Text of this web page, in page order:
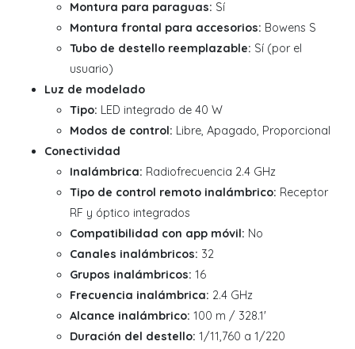
Montura para paraguas: Sí
Montura frontal para accesorios: Bowens S
Tubo de destello reemplazable: Sí (por el
usuario)
Luz de modelado
Tipo: LED integrado de 40 W
Modos de control: Libre, Apagado, Proporcional
Conectividad
Inalámbrica: Radiofrecuencia 2.4 GHz
Tipo de control remoto inalámbrico: Receptor
RF y óptico integrados
Compatibilidad con app móvil: No
Canales inalámbricos: 32
Grupos inalámbricos: 16
Frecuencia inalámbrica: 2.4 GHz
Alcance inalámbrico: 100 m / 328.1'
Duración del destello: 1/11,760 a 1/220